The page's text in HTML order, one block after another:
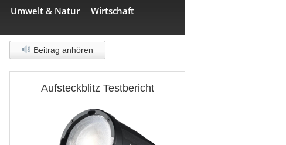
Umwelt & Natur
Wirtschaft
Beitrag anhören
Aufsteckblitz Testbericht